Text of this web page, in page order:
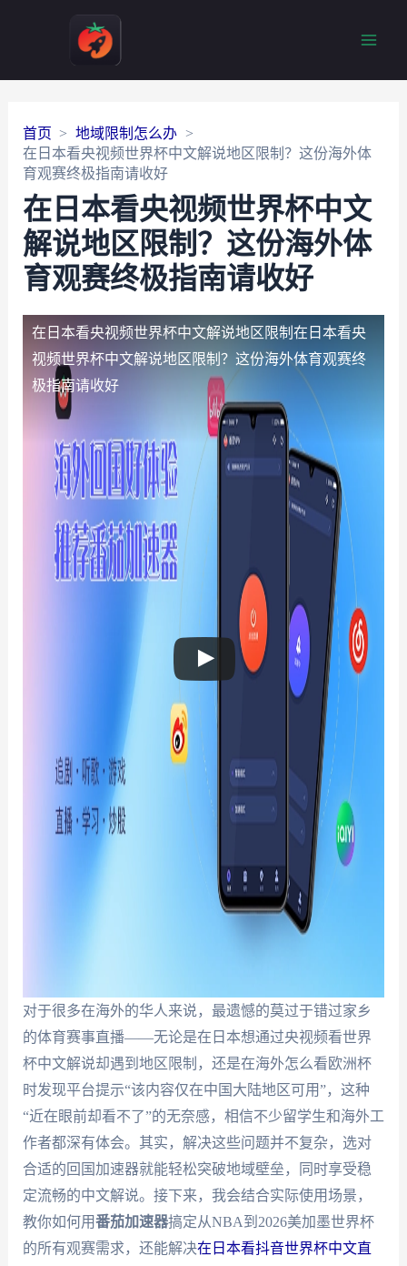
首页
地域限制怎么办
在日本看央视频世界杯中文解说地区限制？这份海外体
育观赛终极指南请收好
在日本看央视频世界杯中文
解说地区限制？这份海外体
育观赛终极指南请收好
在日本看央视频世界杯中文解说地区限制 在日本看央
视频世界杯中文解说地区限制？这份海外体育观赛终
极指南请收好
对于很多在海外的华人来说，最遗憾的莫过于错过家乡
的体育赛事直播——无论是在日本想通过央视频看世界
杯中文解说却遇到地区限制，还是在海外怎么看欧洲杯
时发现平台提示“该内容仅在中国大陆地区可用”，这种
“近在眼前却看不了”的无奈感，相信不少留学生和海外工
作者都深有体会。其实，解决这些问题并不复杂，选对
合适的回国加速器就能轻松突破地域壁垒，同时享受稳
定流畅的中文解说。接下来，我会结合实际使用场景，
教你如何用番茄加速器搞定从NBA到2026美加墨世界杯
的所有观赛需求，还能解决在日本看抖音世界杯中文直